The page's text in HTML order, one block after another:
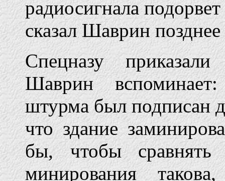
радиосигнала
сказал Шаврин
Спецназу
Шаврин
штурма был подписан
что здание
бы, чтобы
минирования